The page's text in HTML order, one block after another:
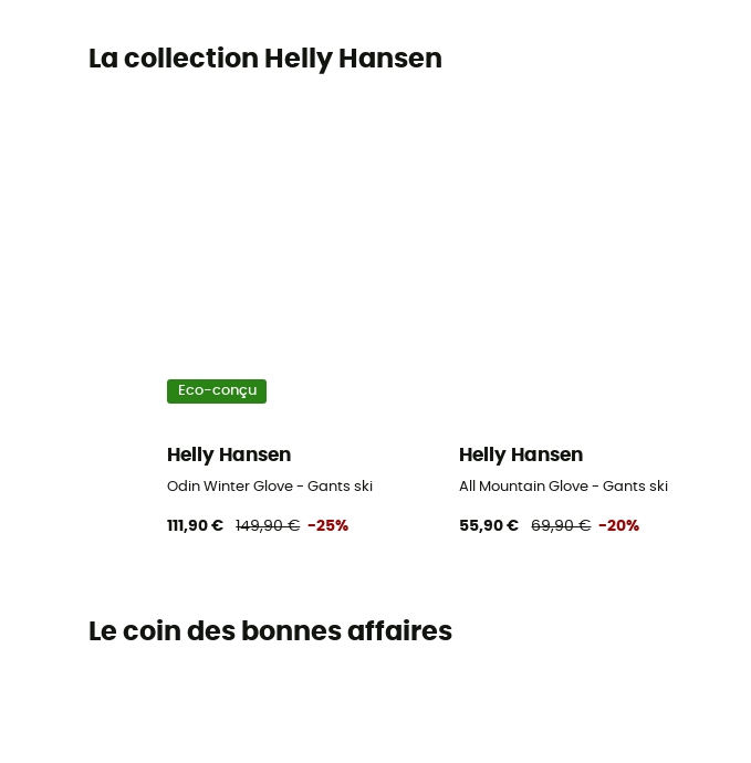
La collection Helly Hansen
Eco-conçu
Helly Hansen
Odin Winter Glove - Gants ski
111,90 € 149,90 € -25%
Helly Hansen
All Mountain Glove - Gants ski
55,90 € 69,90 € -20%
Le coin des bonnes affaires